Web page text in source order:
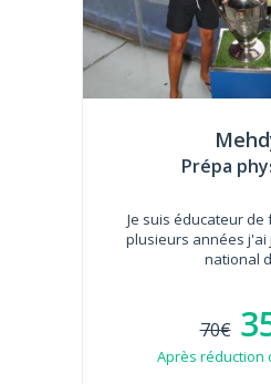
Prépa
Je suis éducateur
plusieurs années j'ai
national
70€
Après réduction